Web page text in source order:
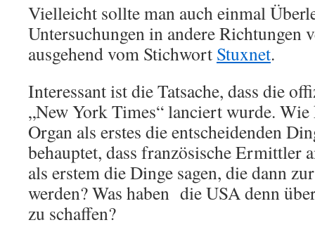
Vielleicht sollte man auch einmal
Untersuchungen in andere Richtungen
ausgehend vom Stichwort Stuxnet.
Interessant ist die Tatsache, dass die
„New York Times“ lanciert wurde. Wie
Organ als erstes die entscheidenden
behauptet, dass französische Ermittler
als erstem die Dinge sagen, die dann
werden? Was haben die USA denn
zu schaffen?